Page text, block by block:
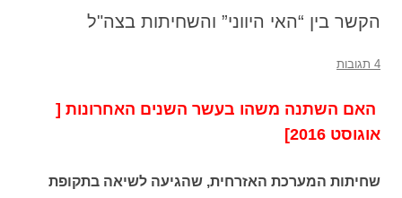
הקשר בין “האי היווני” והשחיתות בצה"ל
4 תגובות
האם השתנה משהו בעשר השנים האחרונות [
אוגוסט 2016]
שחיתות המערכת האזרחית, שהגיעה לשיאה בתקופת